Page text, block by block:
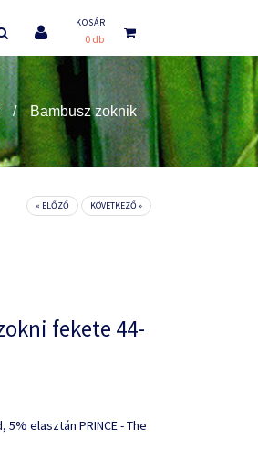
KOSÁR
0 db
Bambusz zoknik
« ELŐZŐ KÖVETKEZŐ »
fekete 44-
elasztán PRINCE - The